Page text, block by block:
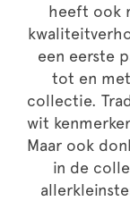
heeft ook
een eerste
tot en
collectie.
wit
Maar ook
in de